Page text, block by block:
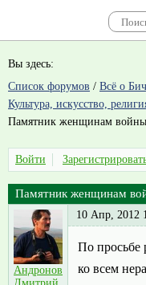
Вы здесь:
Список форумов / Всё о
Культура, искусство,
Памятник женщинам войны
Войти
Памятник женщинам
Андронов
10 Апр, 2012
По просьбе
ко всем